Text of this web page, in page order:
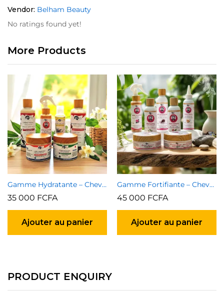
Vendor: Belham Beauty
No ratings found yet!
More Products
Gamme Hydratante – Cheveux naturels & défrisés
35 000 FCFA
Ajouter au panier
Gamme Fortifiante – Cheveux naturels & défrisés
45 000 FCFA
Ajouter au panier
PRODUCT ENQUIRY